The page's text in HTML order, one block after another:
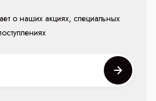
о наших акциях, специальных